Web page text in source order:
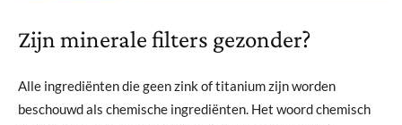
Zijn minerale filters gezonder?
Alle ingrediënten die geen zink of titanium zijn worden
beschouwd als chemische ingrediënten. Het woord chemisch